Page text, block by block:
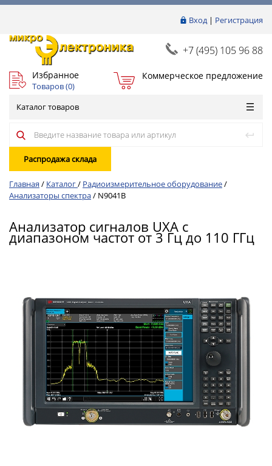
Вход| Регистрация
+7 (495) 105 96 88
Избранное
Товаров (0)
Коммерческое предложение
Каталог товаров
Распродажа склада
Главная / Каталог/ Радиоизмерительное оборудование/
Анализаторы спектра/ N9041B
Анализатор сигналов UXA с
диапазоном частот от 3 Гц до 110 ГГц